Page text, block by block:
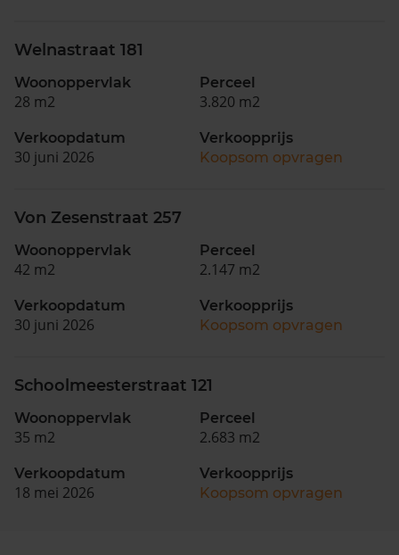
Welnastraat 181
Woonoppervlak
28 m2
Perceel
3.820 m2
Verkoopdatum
30 juni 2026
Verkoopprijs
Koopsom opvragen
Von Zesenstraat 257
Woonoppervlak
42 m2
Perceel
2.147 m2
Verkoopdatum
30 juni 2026
Verkoopprijs
Koopsom opvragen
Schoolmeesterstraat 121
Woonoppervlak
35 m2
Perceel
2.683 m2
Verkoopdatum
18 mei 2026
Verkoopprijs
Koopsom opvragen